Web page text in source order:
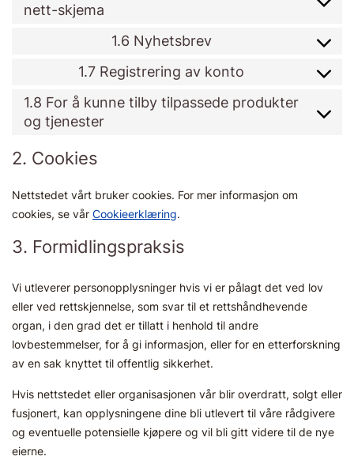
nett-skjema
1.6 Nyhetsbrev
1.7 Registrering av konto
1.8 For å kunne tilby tilpassede produkter
og tjenester
2. Cookies
Nettstedet vårt bruker cookies. For mer informasjon om
cookies, se vår Cookieerklæring.
3. Formidlingspraksis
Vi utleverer personopplysninger hvis vi er pålagt det ved lov
eller ved rettskjennelse, som svar til et rettshåndhevende
organ, i den grad det er tillatt i henhold til andre
lovbestemmelser, for å gi informasjon, eller for en etterforskning
av en sak knyttet til offentlig sikkerhet.
Hvis nettstedet eller organisasjonen vår blir overdratt, solgt eller
fusjonert, kan opplysningene dine bli utlevert til våre rådgivere
og eventuelle potensielle kjøpere og vil bli gitt videre til de nye
eierne.